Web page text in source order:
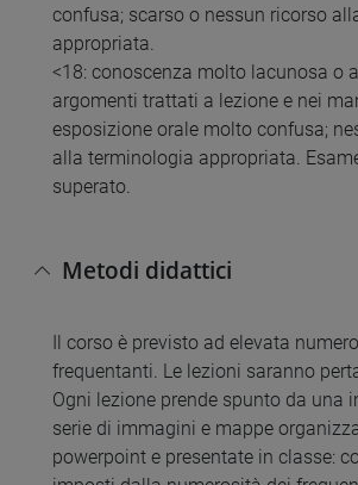
confusa; scarso o nessun ricorso
appropriata.
<18: conoscenza molto lacunosa o
argomenti trattati a lezione e nei
esposizione orale molto confusa;
alla terminologia appropriata.
superato.
Metodi didattici
Il corso è previsto ad elevata
frequentanti. Le lezioni saranno
Ogni lezione prende spunto da una
serie di immagini e mappe
powerpoint e presentate in classe: